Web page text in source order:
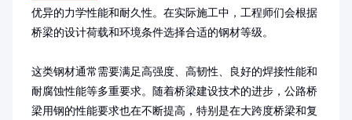
优异的力学性能和耐久性。在实际施工中，工程师们会根据
桥梁的设计荷载和环境条件选择合适的钢材等级。
这类钢材通常需要满足高强度、高韧性、良好的焊接性能和
耐腐蚀性能等多重要求。随着桥梁建设技术的进步，公路桥
梁用钢的性能要求也在不断提高，特别是在大跨度桥梁和复